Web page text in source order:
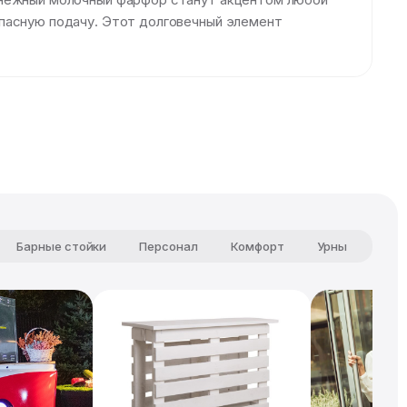
подачу. Этот долговечный элемент
Барные стойки Персонал Комфорт Урны